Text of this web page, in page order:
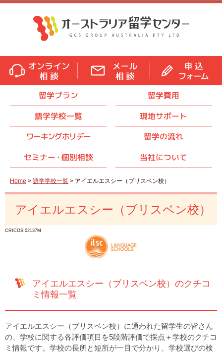
留学プラン
留学費用
語学学校一覧
現地サポート
ワーキングホリデー
留学の流れ
セミナー・ 個別相談 当社について
Home > 語学学校一覧 > アイエルエスシー（ブリスベン校）
アイエルエスシー（ブリスベン校）
CRICOS:02137M
アイエルエスシー（ブリスベン校）のクチコ
ミ情報一覧
アイエルエスシー（ブリスベン校）に通われた留学生の皆さん
の、学校に関する各評価項目を5段階評価で採点＋学校のクチコ
ミ情報です。学校の長所と短所が一目で分かり、学校選びの検